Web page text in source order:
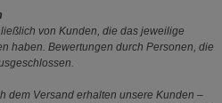
von Kunden, die das jeweilige
haben. Bewertungen durch Personen, die
dem Versand erhalten unsere Kunden –